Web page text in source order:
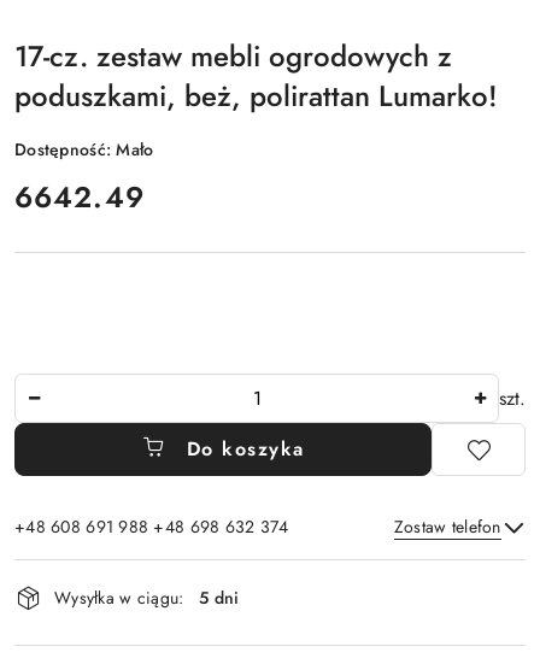
17-cz. zestaw mebli ogrodowych z
poduszkami, beż, polirattan Lumarko!
Dostępność:Mało
cena:
6642.49
szt.
Do koszyka
+48 608 691 988 +48 698 632 374 Zostaw telefon
Dostępność
i
dostawa
Wysyłka w ciągu: 5 dni